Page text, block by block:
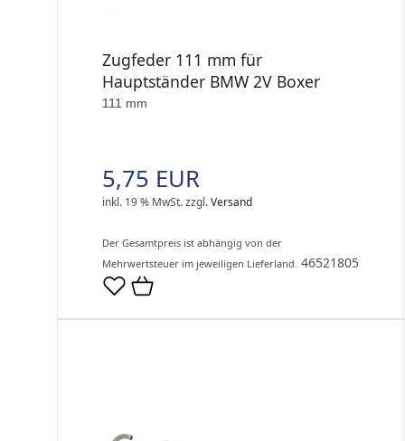
Zugfeder 111 mm für
Hauptständer BMW 2V Boxer
111 mm
5,75 EUR
inkl. 19 % MwSt.zzgl.Versand
Der Gesamtpreis ist abhängig von der
Mehrwertsteuer im jeweiligen Lieferland. 46521805